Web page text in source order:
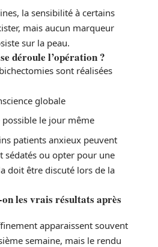
la sensibilité à certains
mais aucun marqueur
sur la peau.
déroule l’opération ?
sont réalisées
globale
le jour même
patients anxieux peuvent
sédatés ou opter pour une
doit être discuté lors de la
les vrais résultats après
apparaissent souvent
semaine, mais le rendu